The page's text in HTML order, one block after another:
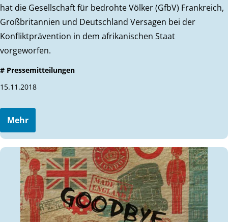
hat die Gesellschaft für bedrohte Völker (GfbV) Frankreich,
Großbritannien und Deutschland Versagen bei der
Konfliktprävention in dem afrikanischen Staat
vorgeworfen.
# Pressemitteilungen
15.11.2018
Mehr